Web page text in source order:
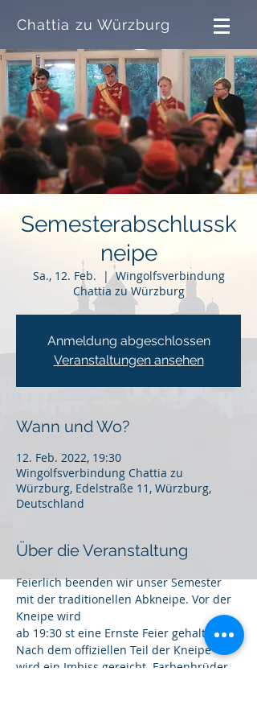
Chattia zu Würzburg
Semesterabschlussk
neipe
Sa., 12. Feb.
  |
Wingolfsverbindung
Chattia zu Würzburg
Anmeldung abgeschlossen
Veranstaltungen ansehen
Wann und Wo?
12. Feb. 2022, 19:30
Wingolfsverbindung Chattia zu
Würzburg, Edelstraße 11, Würzburg,
Deutschland
Über die Veranstaltung
Feierlich beenden wir unser Semester
mit der traditionellen Abkneipe. Vor der
Kneipe wird
ab 19:30 st eine Ernste Feier gehalten.
Nach dem offiziellen Teil der Kneipe
wird ein Imbiss gereicht. Farbenbrüder